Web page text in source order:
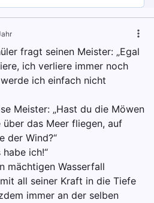
fragt seinen Meister: „Egal
ich verliere immer noch
ich einfach nicht
Meister: „Hast du die Möwen
über das Meer fliegen, auf
der Wind?“
habe ich!“
mächtigen Wasserfall
all seiner Kraft in die Tiefe
immer an der selben